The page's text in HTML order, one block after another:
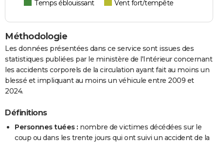
Temps éblouissant
Vent fort/tempête
Méthodologie
Les données présentées dans ce service sont issues des
statistiques publiées par le ministère de l'Intérieur concernant
les accidents corporels de la circulation ayant fait au moins un
blessé et impliquant au moins un véhicule entre 2009 et
2024.
Définitions
Personnes tuées : nombre de victimes décédées sur le
coup ou dans les trente jours qui ont suivi un accident de la